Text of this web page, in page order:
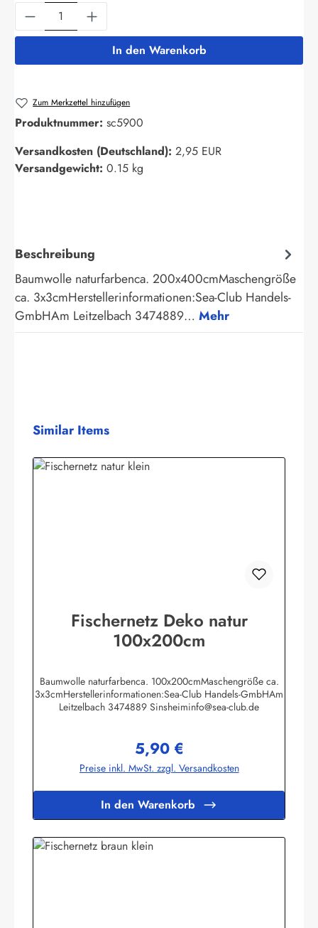
Produkt Anzahl: Gib den gewünschten
In den Warenkorb
Zum Merkzettel hinzufügen
Produktnummer: sc5900
Versandkosten (Deutschland): 2,95 EUR
Versandgewicht: 0.15 kg
Beschreibung
Baumwolle naturfarbenca. 200x400cmMaschengröße
ca. 3x3cmHerstellerinformationen:Sea-Club Handels-
GmbHAm Leitzelbach 3474889… Mehr
Produktgalerie überspringen
Similar Items
Fischernetz Deko natur
100x200cm
Baumwolle naturfarbenca. 100x200cmMaschengröße ca.
3x3cmHerstellerinformationen:Sea-Club Handels-GmbHAm
Leitzelbach 3474889 Sinsheiminfo@sea-club.de
Regulärer Preis:
5,90 €
Preise inkl. MwSt. zzgl. Versandkosten
In den Warenkorb